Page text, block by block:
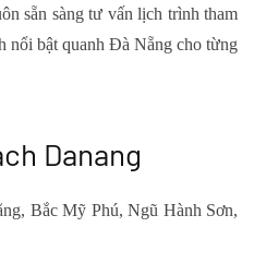
sẵn sàng tư vấn lịch trình tham
nổi bật quanh Đà Nẵng cho từng
Danang
Bắc Mỹ Phú, Ngũ Hành Sơn,